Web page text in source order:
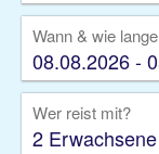
Wann & wie
08.08.2026 -
Wer reist mit?
2 Erwachsene